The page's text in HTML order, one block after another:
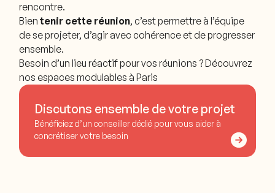
rencontre.
Bientenir cette réunion, c’est permettre à l’équipe
de se projeter, d’agir avec cohérence et de progresser
ensemble.
Besoin d’un lieu réactif pour vos réunions ? Découvrez
nos espaces modulables à Paris
Discutons ensemble de votre projet
Bénéficiez d’un conseiller dédié pour vous aider à
concrétiser votre besoin